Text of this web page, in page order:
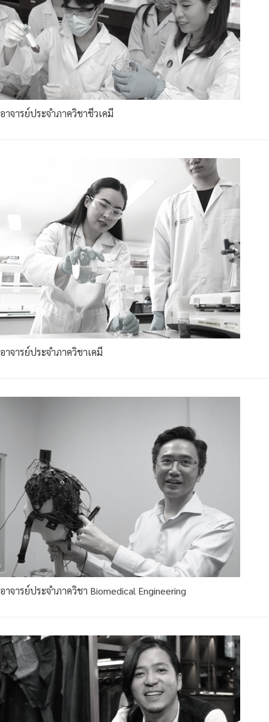
อาจารย์ประจำภาควิชาชีวเคมี
อาจารย์ประจำภาควิชาเคมี
อาจารย์ประจำภาควิชา Biomedical Engineering